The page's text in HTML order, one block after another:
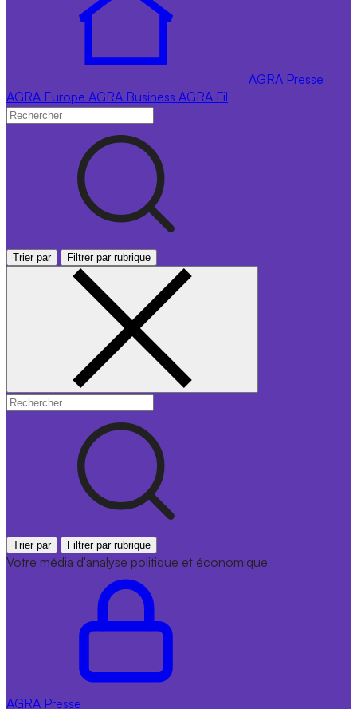
AGRA Presse
AGRA Europe AGRA Business AGRA Fil
Trier par Filtrer par rubrique
Trier par Filtrer par rubrique
Votre média d'analyse politique et économique
AGRA Presse